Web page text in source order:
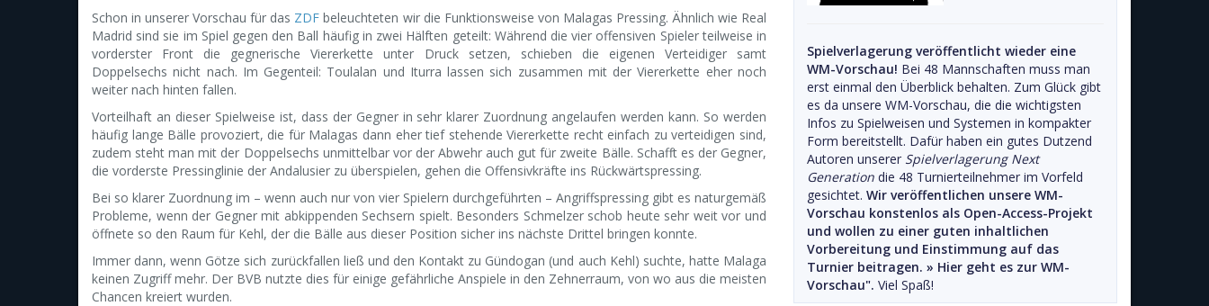
Schon in unserer Vorschau für das ZDF beleuchteten wir die Funktionsweise von Malagas Pressing. Ähnlich wie Real
Madrid sind sie im Spiel gegen den Ball häufig in zwei Hälften geteilt: Während die vier offensiven Spieler teilweise in
vorderster Front die gegnerische Viererkette unter Druck setzen, schieben die eigenen Verteidiger samt
Doppelsechs nicht nach. Im Gegenteil: Toulalan und Iturra lassen sich zusammen mit der Viererkette eher noch
weiter nach hinten fallen.
Vorteilhaft an dieser Spielweise ist, dass der Gegner in sehr klarer Zuordnung angelaufen werden kann. So werden
häufig lange Bälle provoziert, die für Malagas dann eher tief stehende Viererkette recht einfach zu verteidigen sind,
zudem steht man mit der Doppelsechs unmittelbar vor der Abwehr auch gut für zweite Bälle. Schafft es der Gegner,
die vorderste Pressinglinie der Andalusier zu überspielen, gehen die Offensivkräfte ins Rückwärtspressing.
Bei so klarer Zuordnung im – wenn auch nur von vier Spielern durchgeführten – Angriffspressing gibt es naturgemäß
Probleme, wenn der Gegner mit abkippenden Sechsern spielt. Besonders Schmelzer schob heute sehr weit vor und
öffnete so den Raum für Kehl, der die Bälle aus dieser Position sicher ins nächste Drittel bringen konnte.
Immer dann, wenn Götze sich zurückfallen ließ und den Kontakt zu Gündogan (und auch Kehl) suchte, hatte Malaga
keinen Zugriff mehr. Der BVB nutzte dies für einige gefährliche Anspiele in den Zehnerraum, von wo aus die meisten
Chancen kreiert wurden.
Spielverlagerung veröffentlicht wieder eine
WM-Vorschau! Bei 48 Mannschaften muss man
erst einmal den Überblick behalten. Zum Glück gibt
es da unsere WM-Vorschau, die die wichtigsten
Infos zu Spielweisen und Systemen in kompakter
Form bereitstellt. Dafür haben ein gutes Dutzend
Autoren unserer Spielverlagerung Next
Generation die 48 Turnierteilnehmer im Vorfeld
gesichtet. Wir veröffentlichen unsere WM-
Vorschau konstenlos als Open-Access-Projekt
und wollen zu einer guten inhaltlichen
Vorbereitung und Einstimmung auf das
Turnier beitragen. » Hier geht es zur WM-
Vorschau". Viel Spaß!